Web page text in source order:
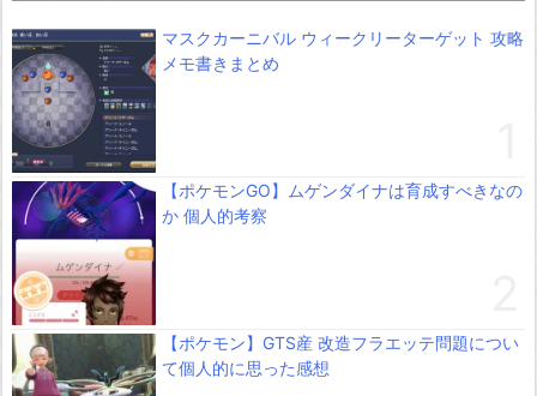
マスクカーニバル ウィークリーターゲット 攻略
メモ書きまとめ
【ポケモンGO】ムゲンダイナは育成すべきなの
か 個人的考察
【ポケモン】GTS産 改造フラエッテ問題につい
て個人的に思った感想